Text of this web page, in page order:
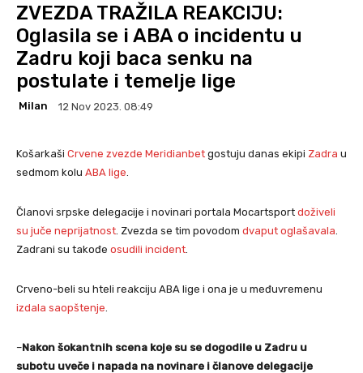
ZVEZDA TRAŽILA REAKCIJU:
Oglasila se i ABA o incidentu u
Zadru koji baca senku na
postulate i temelje lige
Milan 12 Nov 2023. 08:49
Košarkaši Crvene zvezde Meridianbet gostuju danas ekipi Zadra u
sedmom kolu ABA lige
Članovi srpske delegacije i novinari portala Mocartsport doživeli
su juče neprijatnost . Zvezda se tim povodom dvaput oglašavala
Zadrani su takođe osudili incident
Crveno-beli su hteli reakciju ABA lige i ona je u međuvremenu
izdala saopštenje
–Nakon šokantnih scena koje su se dogodile u Zadru u
subotu uveče i napada na novinare i članove delegacije